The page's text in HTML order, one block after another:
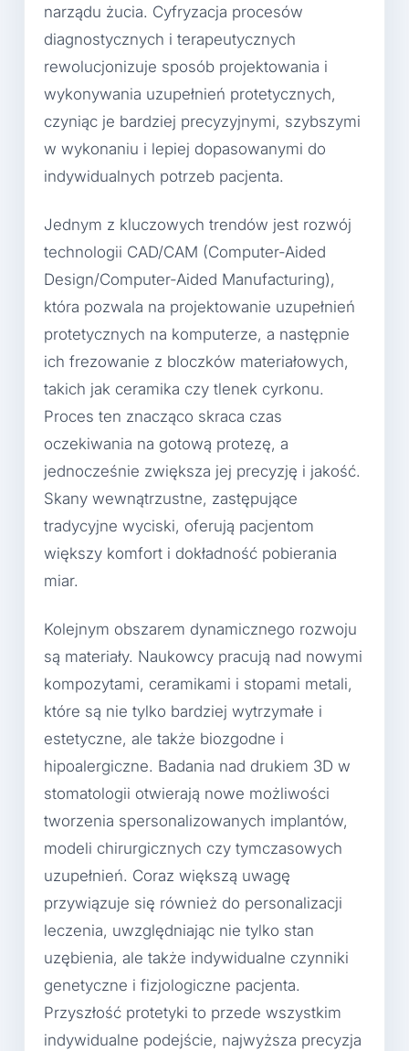
narządu żucia. Cyfryzacja procesów
diagnostycznych i terapeutycznych
rewolucjonizuje sposób projektowania i
wykonywania uzupełnień protetycznych,
czyniąc je bardziej precyzyjnymi, szybszymi
w wykonaniu i lepiej dopasowanymi do
indywidualnych potrzeb pacjenta.
Jednym z kluczowych trendów jest rozwój
technologii CAD/CAM (Computer-Aided
Design/Computer-Aided Manufacturing),
która pozwala na projektowanie uzupełnień
protetycznych na komputerze, a następnie
ich frezowanie z bloczków materiałowych,
takich jak ceramika czy tlenek cyrkonu.
Proces ten znacząco skraca czas
oczekiwania na gotową protezę, a
jednocześnie zwiększa jej precyzję i jakość.
Skany wewnątrzustne, zastępujące
tradycyjne wyciski, oferują pacjentom
większy komfort i dokładność pobierania
miar.
Kolejnym obszarem dynamicznego rozwoju
są materiały. Naukowcy pracują nad nowymi
kompozytami, ceramikami i stopami metali,
które są nie tylko bardziej wytrzymałe i
estetyczne, ale także biozgodne i
hipoalergiczne. Badania nad drukiem 3D w
stomatologii otwierają nowe możliwości
tworzenia spersonalizowanych implantów,
modeli chirurgicznych czy tymczasowych
uzupełnień. Coraz większą uwagę
przywiązuje się również do personalizacji
leczenia, uwzględniając nie tylko stan
uzębienia, ale także indywidualne czynniki
genetyczne i fizjologiczne pacjenta.
Przyszłość protetyki to przede wszystkim
indywidualne podejście, najwyższa precyzja